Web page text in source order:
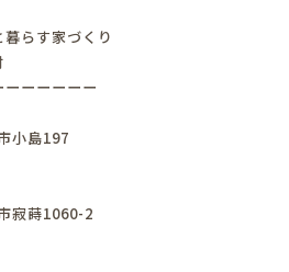
らす家づくり
ーーーーー
小島197
寂蒔1060-2